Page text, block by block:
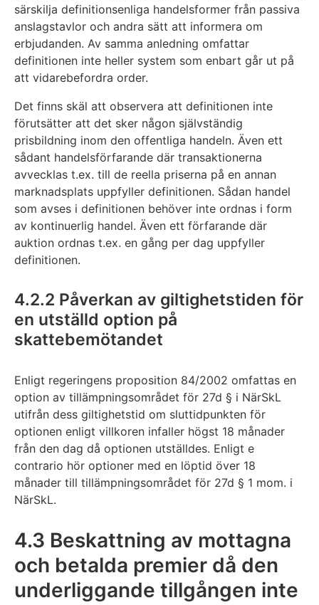
särskilja definitionsenliga handelsformer från passiva
anslagstavlor och andra sätt att informera om
erbjudanden. Av samma anledning omfattar
definitionen inte heller system som enbart går ut på
att vidarebefordra order.
Det finns skäl att observera att definitionen inte
förutsätter att det sker någon självständig
prisbildning inom den offentliga handeln. Även ett
sådant handelsförfarande där transaktionerna
avvecklas t.ex. till de reella priserna på en annan
marknadsplats uppfyller definitionen. Sådan handel
som avses i definitionen behöver inte ordnas i form
av kontinuerlig handel. Även ett förfarande där
auktion ordnas t.ex. en gång per dag uppfyller
definitionen.
4.2.2 Påverkan av giltighetstiden för
en utställd option på
skattebemötandet
Enligt regeringens proposition 84/2002 omfattas en
option av tillämpningsområdet för 27d § i NärSkL
utifrån dess giltighetstid om sluttidpunkten för
optionen enligt villkoren infaller högst 18 månader
från den dag då optionen utställdes. Enligt e
contrario hör optioner med en löptid över 18
månader till tillämpningsområdet för 27d § 1 mom. i
NärSkL.
4.3 Beskattning av mottagna
och betalda premier då den
underliggande tillgången inte